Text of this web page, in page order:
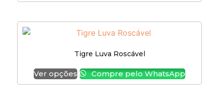
Tigre Luva Roscável
Ver opções Compre pelo WhatsApp